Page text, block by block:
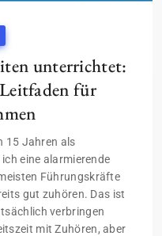
unterrichtet:
für
15 Jahren als
eine alarmierende
Führungskräfte
gut zuhören. Das ist
verbringen
mit Zuhören, aber